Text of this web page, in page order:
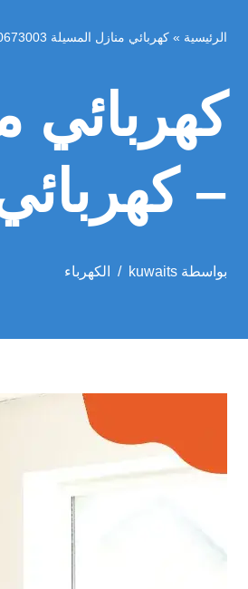
الرئيسية »كهربائي منازل المسيلة 50673003 – كهربائي المسيلة
–
بواسطةkuwaits الكهرباء